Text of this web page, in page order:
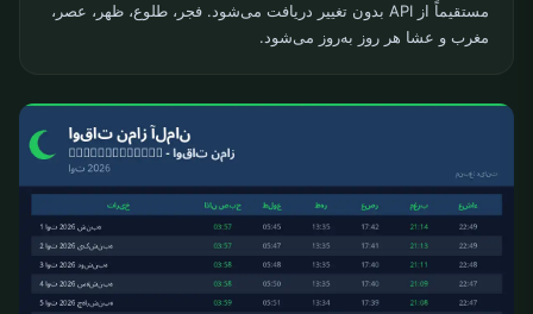
مستقیماً از API بدون تغییر دریافت می‌شود. فجر، طلوع، ظهر، عصر،
مغرب و عشا هر روز به‌روز می‌شود.